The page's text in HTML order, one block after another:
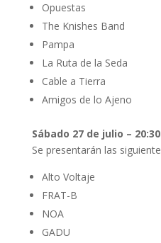
Opuestas
The Knishes Band
Pampa
La Ruta de la Seda
Cable a Tierra
Amigos de lo Ajeno
Sábado 27 de julio –
Se presentarán las
Alto Voltaje
FRAT-B
NOA
GADU